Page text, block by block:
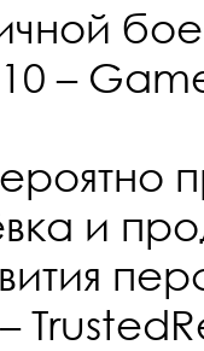
–
и